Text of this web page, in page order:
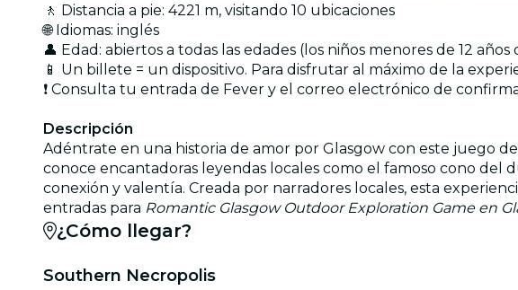
🚶 Distancia a pie: 4221 m, visitando 10 ubicaciones
🌐 Idiomas: inglés
👤 Edad: abiertos a todas las edades (los niños menores de 12
📱 Un billete = un dispositivo. Para disfrutar al máximo de la
❗ Consulta tu entrada de Fever y el correo electrónico de
Descripción
Adéntrate en una historia de amor por Glasgow con este juego
conoce encantadoras leyendas locales como el famoso cono
conexión y valentía. Creada por narradores locales, esta
entradas para Romantic Glasgow Outdoor Exploration Game en
¿Cómo llegar?
Southern Necropolis